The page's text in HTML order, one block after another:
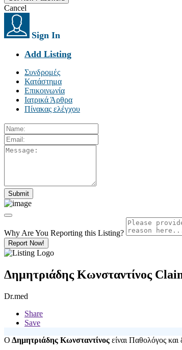
Cancel
Sign In
Add Listing
Συνδρομές
Κατάστημα
Επικοινωνία
Ιατρικά Άρθρα
Πίνακας ελέγχου
Why Are You Reporting this Listing?
Report Now!
Δημητριάδης Κωνσταντίνος
Dr.med
Share
Save
Ο Δημητριάδης Κωνσταντίνος είναι Παθολόγος και